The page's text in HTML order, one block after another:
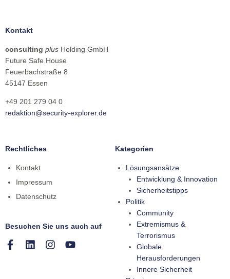
Kontakt
consulting plus Holding GmbH
Future Safe House
Feuerbachstraße 8
45147 Essen
+49 201 279 04 0
redaktion@security-explorer.de
Rechtliches
Kontakt
Impressum
Datenschutz
Besuchen Sie uns auch auf
Kategorien
Lösungsansätze
Entwicklung & Innovation
Sicherheitstipps
Politik
Community
Extremismus &
Terrorismus
Globale
Herausforderungen
Innere Sicherheit